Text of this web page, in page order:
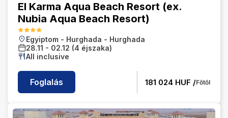
El Karma Aqua Beach Resort (ex.
Nubia Aqua Beach Resort)
Egyiptom - Hurghada - Hurghada
28.11 - 02.12 (4 éjszaka)
All inclusive
Foglalás 181 024 HUF /Főtől